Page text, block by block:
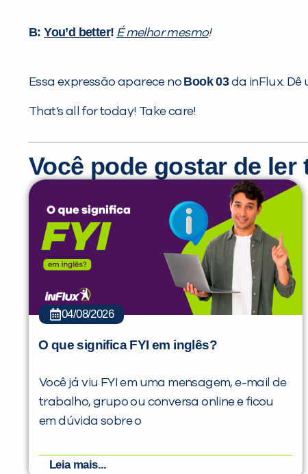
B:You’d better! É melhor mesmo!
Essa expressão aparece no Book 03da inFlux. Dê
That’s all for today! Take care!
Você pode gostar de ler
04/08/2026
O que significa FYI em inglês?
Você já viu FYI em uma mensagem, e-mail de
trabalho, grupo ou conversa online e ficou
em dúvida sobre o
Leia mais...